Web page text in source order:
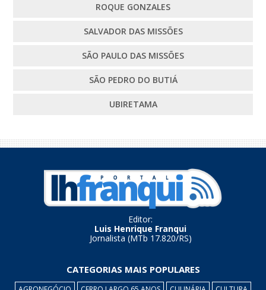
ROQUE GONZALES
SALVADOR DAS MISSÕES
SÃO PAULO DAS MISSÕES
SÃO PEDRO DO BUTIÁ
UBIRETAMA
Editor:
Luis Henrique Franqui
Jornalista (MTb 17.820/RS)
CATEGORIAS MAIS POPULARES